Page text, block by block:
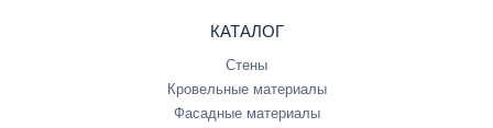
КАТАЛОГ
Стены
Кровельные материалы
Фасадные материалы